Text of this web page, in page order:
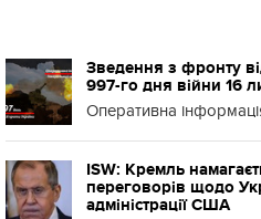
Зведення з фронту
997-го дня війни 16
Оперативна
ISW: Кремль
переговорів щодо
адміністрації США